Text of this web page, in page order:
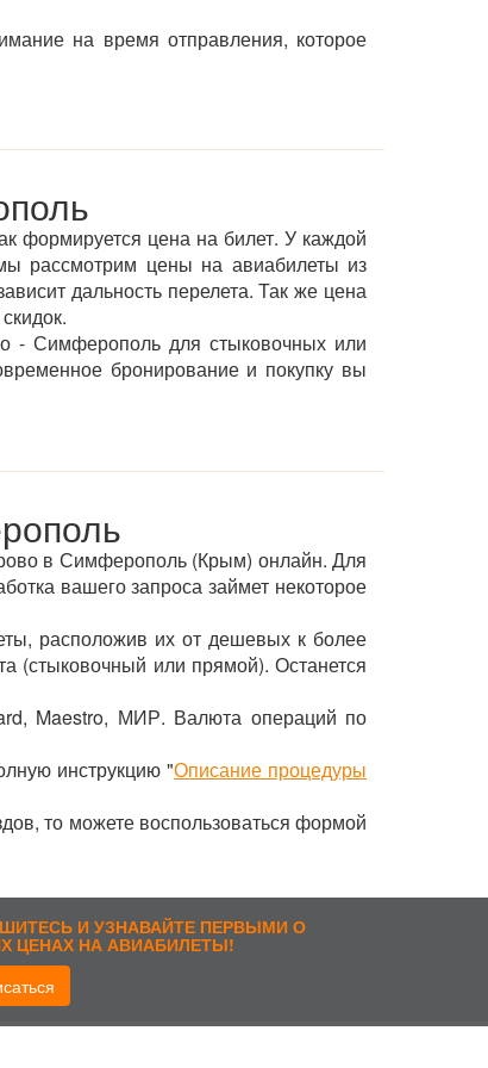
на время отправления, которое
формируется цена на билет. У каждой
рассмотрим цены на авиабилеты из
дальность перелета. Так же цена
- Симферополь для стыковочных или
бронирование и покупку вы
в Симферополь (Крым) онлайн. Для
вашего запроса займет некоторое
расположив их от дешевых к более
(стыковочный или прямой). Останется
Maestro, МИР. Валюта операций по
инструкцию "Описание процедуры
то можете воспользоваться формой
И УЗНАВАЙТЕ ПЕРВЫМИ О
ЦЕНАХ НА АВИАБИЛЕТЫ!